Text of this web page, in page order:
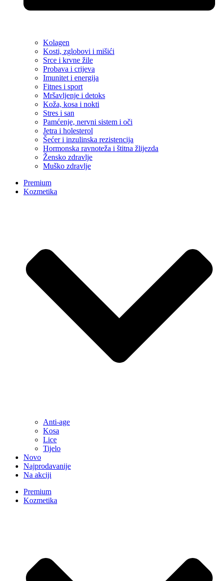
Kolagen
Kosti, zglobovi i mišići
Srce i krvne žile
Probava i crijeva
Imunitet i energija
Fitnes i sport
Mršavljenje i detoks
Koža, kosa i nokti
Stres i san
Pamćenje, nervni sistem i oči
Jetra i holesterol
Šećer i inzulinska rezistencija
Hormonska ravnoteža i štitna žlijezda
Žensko zdravlje
Muško zdravlje
Premium
Kozmetika
Anti-age
Kosa
Lice
Tijelo
Novo
Najprodavanije
Na akciji
Premium
Kozmetika